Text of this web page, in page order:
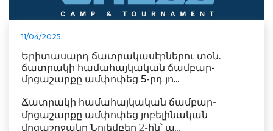
11/04/2025
Երիտասարդ ճատրակասէրներու տօն.
ճատրակի համահայկական ճամբար-
մրցաշարքը ամփոփեց 5-րդ յո...
Ճատրակի համահայկական ճամբար-
մրցաշարքը ամփոփեց յոբելինական
մրցաշրջանը Նոյեմբեր 2-ին՝ ա...